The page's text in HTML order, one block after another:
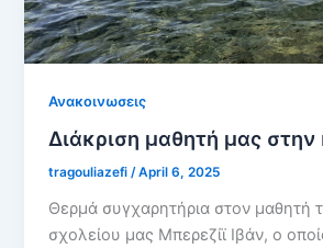
Ανακοινωσεις
Διάκριση μαθητή μας
tragouliazefi/April 6, 2025
Θερμά συγχαρητήρια στον μαθητή
σχολείου μας Μπερεζίϊ Ιβάν, ο